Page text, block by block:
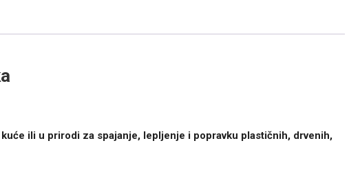
ili u prirodi za spajanje, lepljenje i popravku plastičnih, drvenih,